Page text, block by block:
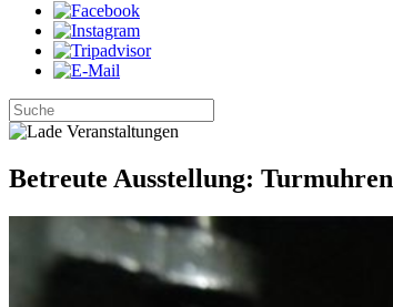
Betreute Ausstellung: Turmuhren